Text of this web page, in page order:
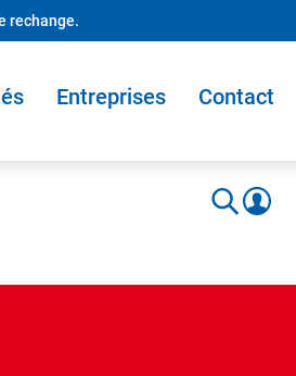
rechange.
Entreprises Contact